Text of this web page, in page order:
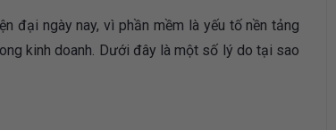
đại ngày nay, vì phần mềm là yếu tố nền tảng
kinh doanh. Dưới đây là một số lý do tại sao